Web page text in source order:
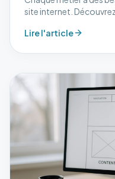
site internet.
Lire l'article